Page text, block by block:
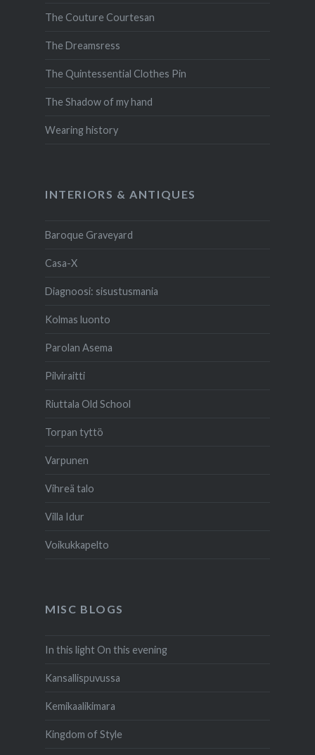
The Couture Courtesan
The Dreamsress
The Quintessential Clothes Pin
The Shadow of my hand
Wearing history
INTERIORS & ANTIQUES
Baroque Graveyard
Casa-X
Diagnoosi: sisustusmania
Kolmas luonto
Parolan Asema
Pilviraitti
Riuttala Old School
Torpan tyttö
Varpunen
Vihreä talo
Villa Idur
Voikukkapelto
MISC BLOGS
In this light On this evening
Kansallispuvussa
Kemikaalikimara
Kingdom of Style